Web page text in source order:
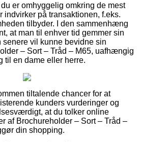
er omhyggelig omkring de mest
indvirker på transaktionen, f.eks.
tilbyder. I den sammenhæng
at man til enhver tid gemmer sin
senere vil kunne bevidne sin
– Sort – Tråd – M65, uafhængig
til en dame eller herre.
tiltalende chancer for at
kunders vurderinger og
at du tolker online
af Brochureholder – Sort – Tråd –
din shopping.